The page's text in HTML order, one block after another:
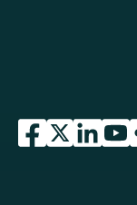
przejdź do
przejdź do
przejdź